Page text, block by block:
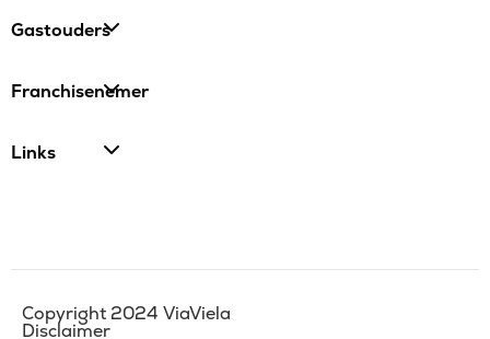
Gastouders
Franchisenemer
Links
Copyright 2024 ViaViela
Disclaimer